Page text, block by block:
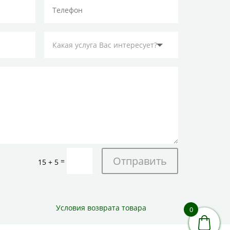
15 + 5 = Отправить
Условия возврата товара 0